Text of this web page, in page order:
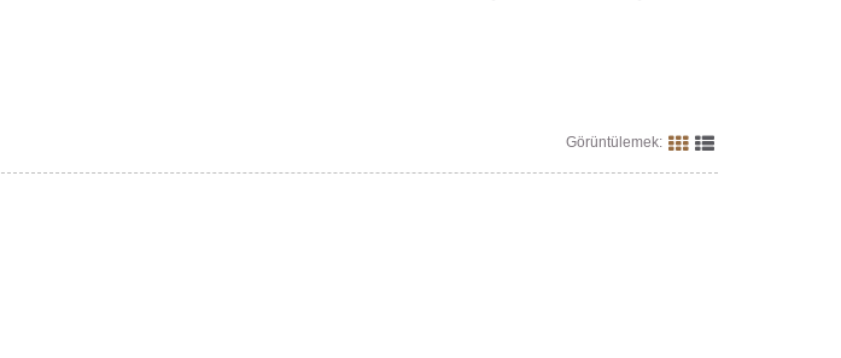
Görüntülemek: